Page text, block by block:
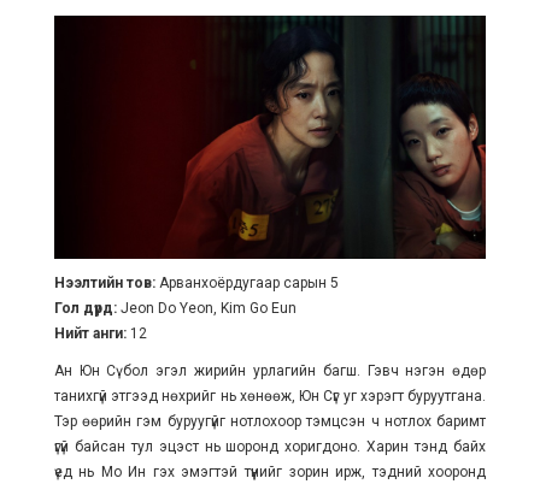
Нээлтийн тов: Арванхоёрдугаар сарын 5
Гол дүрд:Jeon Do Yeon, Kim Go Eun
Нийт анги: 12
Ан Юн Сү бол эгэл жирийн урлагийн багш. Гэвч нэгэн өдөр
танихгүй этгээд нөхрийг нь хөнөөж, Юн Сүг уг хэрэгт буруутгана.
Тэр өөрийн гэм буруугүйг нотлохоор тэмцсэн ч нотлох баримт
үгүй байсан тул эцэст нь шоронд хоригдоно. Харин тэнд байх
үед нь Мо Ин гэх эмэгтэй түүнийг зорин ирж, тэдний хооронд